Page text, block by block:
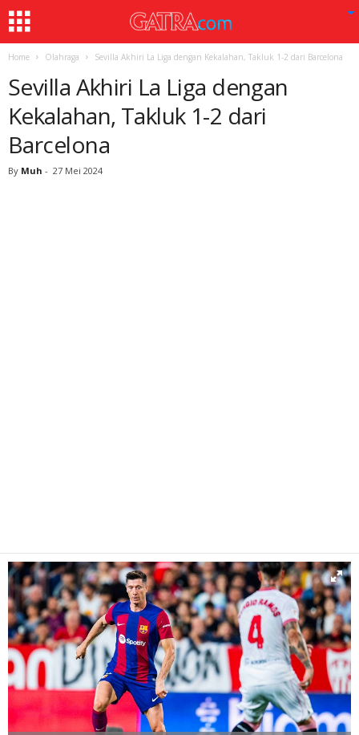
Home Olahraga Sevilla Akhiri La Liga dengan Kekalahan, Takluk 1-2 dari Barcelona
Sevilla Akhiri La Liga dengan
Kekalahan, Takluk 1-2 dari
Barcelona
By Muh - 27 Mei 2024